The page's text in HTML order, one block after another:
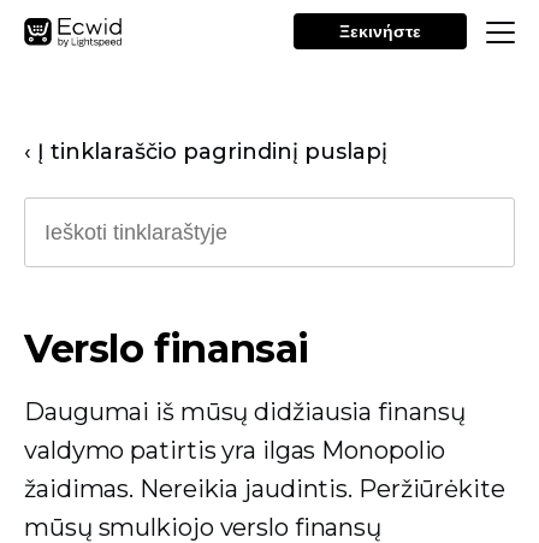
Ξεκινήστε
‹ Į tinklaraščio pagrindinį puslapį
Verslo finansai
Daugumai iš mūsų didžiausia finansų
valdymo patirtis yra ilgas Monopolio
žaidimas. Nereikia jaudintis. Peržiūrėkite
mūsų smulkiojo verslo finansų